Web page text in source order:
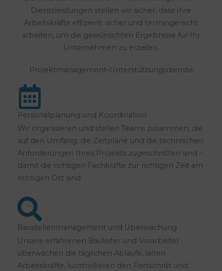
Dienstleistungen stellen wir sicher, dass Ihre
Arbeitskräfte effizient, sicher und termingerecht
arbeiten, um die gewünschten Ergebnisse für Ihr
Unternehmen zu erzielen.
Projektmanagement-Unterstützungsdienste
Personalplanung und Koordination
Wir organisieren und stellen Teams zusammen, die
auf den Umfang, die Zeitpläne und die technischen
Anforderungen Ihres Projekts zugeschnitten sind –
damit die richtigen Fachkräfte zur richtigen Zeit am
richtigen Ort sind.
Baustellenmanagement und Überwachung
Unsere erfahrenen Bauleiter und Vorarbeiter
überwachen die täglichen Abläufe, leiten
Arbeitskräfte, kontrollieren den Fortschritt und